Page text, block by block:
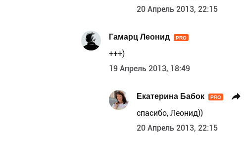
20 Апрель 2013, 22:15
Гамарц Леонид PRO
+++)
19 Апрель 2013, 18:49
Екатерина Бабок PRO
спасибо, Леонид))
20 Апрель 2013, 22:15